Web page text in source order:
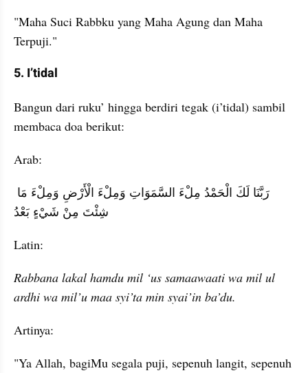
"Maha Suci Rabbku yang Maha Agung dan Maha
Terpuji."
5. I’tidal
Bangun dari ruku’ hingga berdiri tegak (i’tidal) sambil
membaca doa berikut:
Arab:
شِئْتَ مِنْ شَيْءٍ بَعْدُ
Latin:
Rabbana lakal hamdu mil ‘us samaawaati wa mil ul
ardhi wa mil’u maa syi’ta min syai’in ba’du.
Artinya:
"Ya Allah, bagiMu segala puji, sepenuh langit, sepenuh